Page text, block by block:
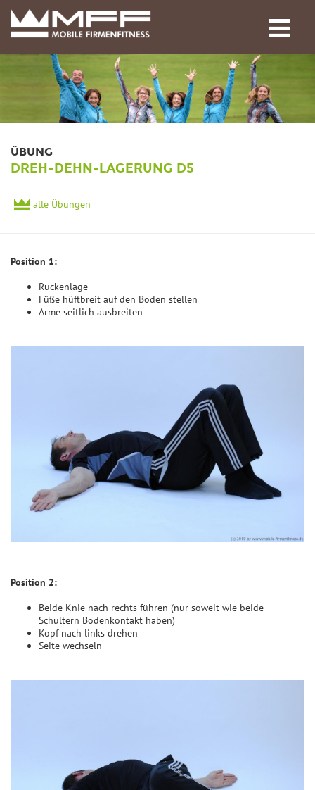
ÜBUNG
DREH-DEHN-LAGERUNG D5
alle Übungen
Position 1:
Rückenlage
Füße hüftbreit auf den Boden stellen
Arme seitlich ausbreiten
Position 2:
Beide Knie nach rechts führen (nur soweit wie beide
Schultern Bodenkontakt haben)
Kopf nach links drehen
Seite wechseln